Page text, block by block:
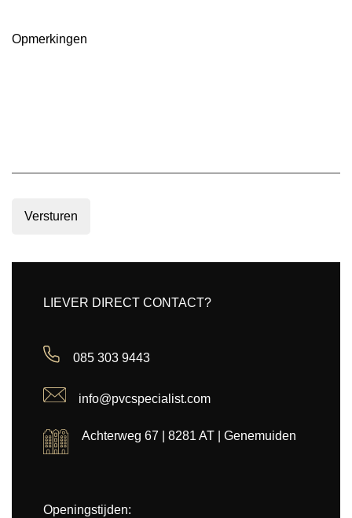
Opmerkingen
Versturen
LIEVER DIRECT CONTACT?
085 303 9443
info@pvcspecialist.com
Achterweg 67 | 8281 AT | Genemuiden
Openingstijden: